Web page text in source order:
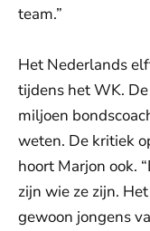
team.”
Het Nederlands
tijdens het WK.
miljoen
weten. De kritiek
hoort Marjon ook.
zijn wie ze zijn.
gewoon jongens